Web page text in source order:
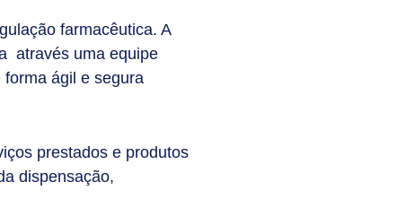
farmacêutica. A
através uma equipe
ágil e segura
prestados e produtos
dispensação,